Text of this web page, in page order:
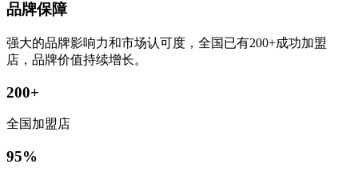
品牌保障
强大的品牌影响力和市场认可度，全国已有200+成功加盟
店，品牌价值持续增长。
200+
全国加盟店
95%